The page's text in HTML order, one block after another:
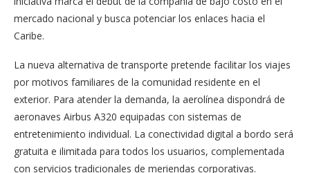
mercado nacional y busca potenciar los enlaces hacia el
Caribe.
La nueva alternativa de transporte pretende facilitar los viajes
por motivos familiares de la comunidad residente en el
exterior. Para atender la demanda, la aerolínea dispondrá de
aeronaves Airbus A320 equipadas con sistemas de
entretenimiento individual. La conectividad digital a bordo será
gratuita e ilimitada para todos los usuarios, complementada
con servicios tradicionales de meriendas corporativas.